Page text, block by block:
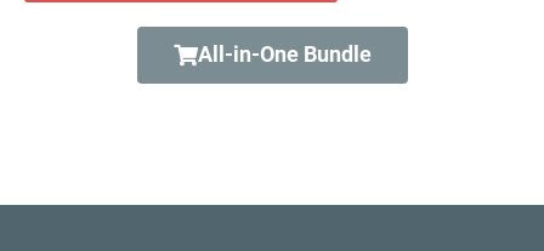
All-in-One Bundle